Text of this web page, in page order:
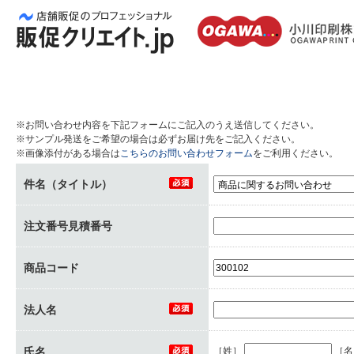
※お問い合わせ内容を下記フォームにご記入のうえ送信してください。
※サンプル発送をご希望の場合は必ずお届け先をご記入ください。
※画像添付がある場合はこちらのお問い合わせフォームをご利用ください。
件名（タイトル）
注文番号見積番号
商品コード
法人名
［姓］ ［